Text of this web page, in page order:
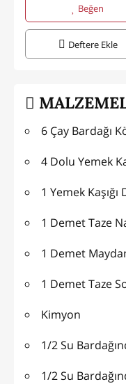
Beğen
Deftere Ekle
6 Çay Bardağı
4 Dolu Yemek
1 Yemek
1 Demet Taze
1 Demet
1 Demet Taze
Kimyon
1/2 Su
1/2 Su